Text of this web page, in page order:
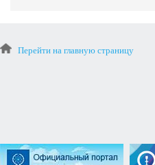
Перейти на главную страницу